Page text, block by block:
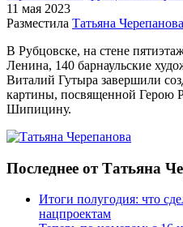
11 мая 2023
Разместила Татьяна Черепанова
В Рубцовске, на стене
Ленина, 140 барнаульские
Виталий Гутыра завершили
картины, посвященной Герою
Шипицину.
Последнее от Татьяна
Итоги полугодия: что
нацпроектам